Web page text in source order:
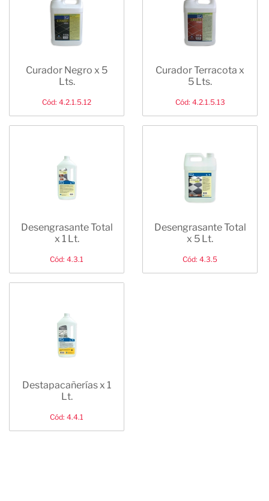
Curador Negro x 5
Lts.
Cód: 4.2.1.5.12
Curador Terracota x
5 Lts.
Cód: 4.2.1.5.13
Desengrasante Total
x 1 Lt.
Cód: 4.3.1
Desengrasante Total
x 5 Lt.
Cód: 4.3.5
Destapacañerías x 1
Lt.
Cód: 4.4.1